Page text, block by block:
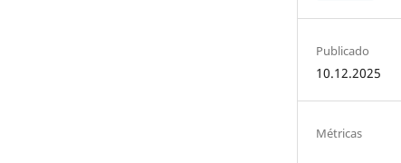
Publicado
10.12.2025
Métricas